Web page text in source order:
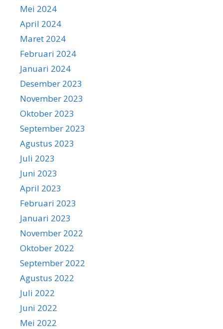
Mei 2024
April 2024
Maret 2024
Februari 2024
Januari 2024
Desember 2023
November 2023
Oktober 2023
September 2023
Agustus 2023
Juli 2023
Juni 2023
April 2023
Februari 2023
Januari 2023
November 2022
Oktober 2022
September 2022
Agustus 2022
Juli 2022
Juni 2022
Mei 2022